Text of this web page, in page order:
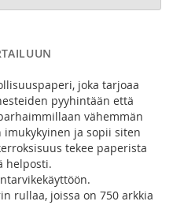
joka tarjoaa
pyyhintään että
vähemmän
ja sopii siten
tekee paperista
helposti.
rullaa, joissa on 750 arkkia